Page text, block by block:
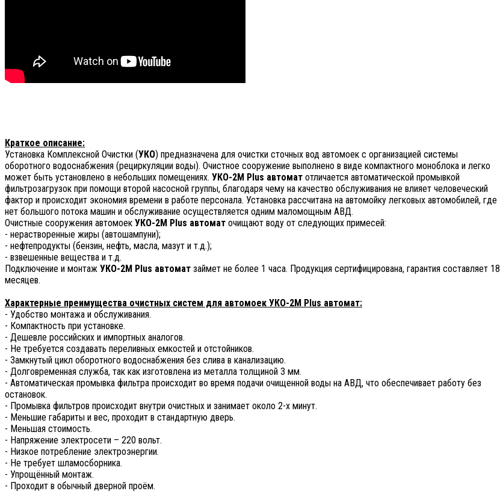
Краткое описание:
Установка Комплексной Очистки (УКО) предназначена для очистки сточных вод автомоек с организацией системы
оборотного водоснабжения (рециркуляции воды). Очистное сооружение выполнено в виде компактного моноблока и легко
может быть установлено в небольших помещениях. УКО-2M Plus автомат отличается автоматической промывкой
фильтрозагрузок при помощи второй насосной группы, благодаря чему на качество обслуживания не влияет человеческий
фактор и происходит экономия времени в работе персонала. Установка рассчитана на автомойку легковых автомобилей, где
нет большого потока машин и обслуживание осуществляется одним маломощным АВД.
Очистные сооружения автомоек УКО-2M Plus автомат очищают воду от следующих примесей:
- нерастворенные жиры (автошампуни);
- нефтепродукты (бензин, нефть, масла, мазут и т.д.);
- взвешенные вещества и т.д.
Подключение и монтаж УКО-2M Plus автомат займет не более 1 часа. Продукция сертифицирована, гарантия составляет 18
месяцев.
Характерные преимущества очистных систем для автомоек УКО-2M Plus автомат:
- Удобство монтажа и обслуживания.
- Компактность при установке.
- Дешевле российских и импортных аналогов.
- Не требуется создавать переливных емкостей и отстойников.
- Замкнутый цикл оборотного водоснабжения без слива в канализацию.
- Долговременная служба, так как изготовлена из металла толщиной 3 мм.
- Автоматическая промывка фильтра происходит во время подачи очищенной воды на АВД, что обеспечивает работу без
остановок.
- Промывка фильтров происходит внутри очистных и занимает около 2-х минут.
- Меньшие габариты и вес, проходит в стандартную дверь.
- Меньшая стоимость.
- Напряжение электросети – 220 вольт.
- Низкое потребление электроэнергии.
- Не требует шламосборника.
- Упрощённый монтаж.
- Проходит в обычный дверной проём.